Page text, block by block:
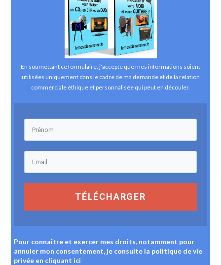
En soumettant ce formulaire, j'accepte que mes informations soient
utilisées uniquement dans le cadre de ma demande et de la relation
commerciale éthique et personnalisée qui peut en découler.
TÉLÉCHARGER
Pour connaître et exercer mes droits, notamment pour
annuler mon consentement, je consulte la politique de vie
privée en cliquant ici